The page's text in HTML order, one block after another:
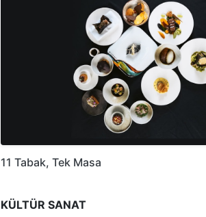
11 Tabak, Tek Masa
KÜLTÜR SANAT